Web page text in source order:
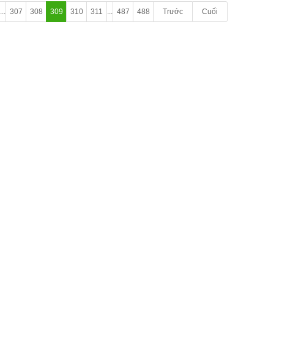
... 307 308 309 310 311 ... 487 488 Trước Cuối